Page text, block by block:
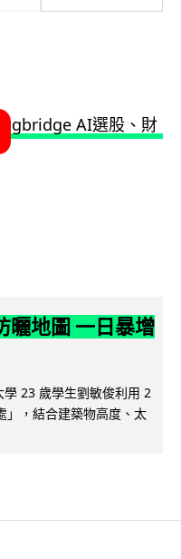
曬地圖 一日暴增
學 23 歲學生劉敏俊利用 2
」，結合建築物高度、太